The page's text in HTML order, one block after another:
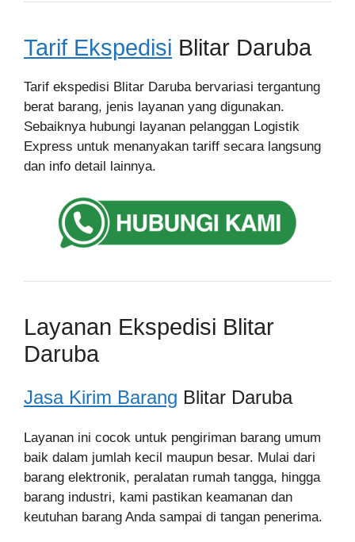
Tarif Ekspedisi Blitar Daruba
Tarif ekspedisi Blitar Daruba bervariasi tergantung
berat barang, jenis layanan yang digunakan.
Sebaiknya hubungi layanan pelanggan Logistik
Express untuk menanyakan tariff secara langsung
dan info detail lainnya.
Layanan Ekspedisi Blitar
Daruba
Jasa Kirim Barang Blitar Daruba
Layanan ini cocok untuk pengiriman barang umum
baik dalam jumlah kecil maupun besar. Mulai dari
barang elektronik, peralatan rumah tangga, hingga
barang industri, kami pastikan keamanan dan
keutuhan barang Anda sampai di tangan penerima.